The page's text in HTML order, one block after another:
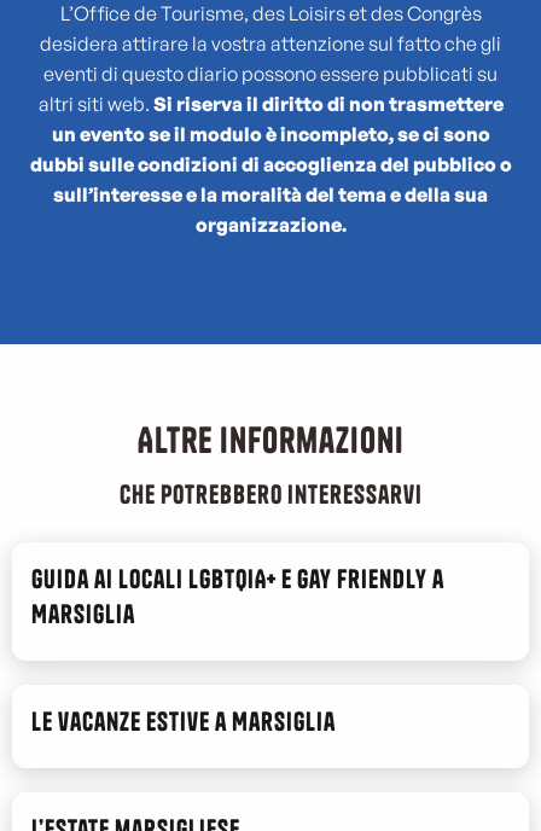
3 pM - 3 petits Moments
35a Coppa Juri
47TER
47e édition de la course Marseille - Cassis AG2R La
4ème édition du Sunset Live aux Terrasses du Port
6 + (1+1+1) / Morellet mis à neuf
L’Office de Tourisme, des Loisirs et des Congrès
desidera attirare la vostra attenzione sul fatto che gli
eventi di questo diario possono essere pubblicati su
altri siti web. Si riserva il diritto di non trasmettere
un evento se il modulo è incompleto, se ci sono
dubbi sulle condizioni di accoglienza del pubblico o
sull’interesse e la moralità del tema e della sua
organizzazione.
Altre informazioni
che potrebbero interessarvi
Guida ai locali LGBTQIA+ e gay friendly a
Marsiglia
Le vacanze estive a Marsiglia